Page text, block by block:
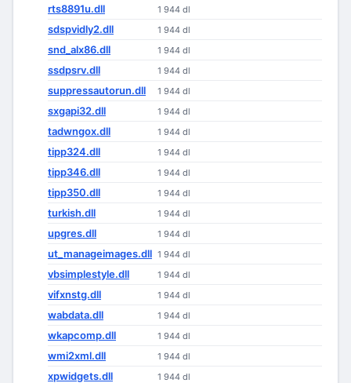
rts8891u.dll 1 944 dl
sdspvidly2.dll 1 944 dl
snd_alx86.dll 1 944 dl
ssdpsrv.dll 1 944 dl
suppressautorun.dll 1 944 dl
sxgapi32.dll 1 944 dl
tadwngox.dll 1 944 dl
tipp324.dll 1 944 dl
tipp346.dll 1 944 dl
tipp350.dll 1 944 dl
turkish.dll 1 944 dl
upgres.dll 1 944 dl
ut_manageimages.dll 1 944 dl
vbsimplestyle.dll 1 944 dl
vifxnstg.dll 1 944 dl
wabdata.dll 1 944 dl
wkapcomp.dll 1 944 dl
wmi2xml.dll 1 944 dl
xpwidgets.dll 1 944 dl